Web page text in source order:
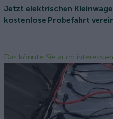
Jetzt elektrischen
kostenlose Probefahrt
Das könnte Sie auch